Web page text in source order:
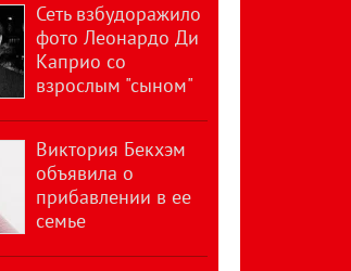
Сеть взбудоражило
фото Леонардо Ди
Каприо со
взрослым "сыном"
Виктория Бекхэм
объявила о
прибавлении в ее
семье